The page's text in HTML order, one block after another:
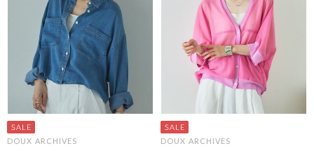
DOUX ARCHIVES DOUX ARCHIVES